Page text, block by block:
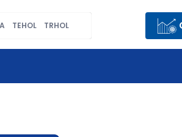
TEHOL TRHOL